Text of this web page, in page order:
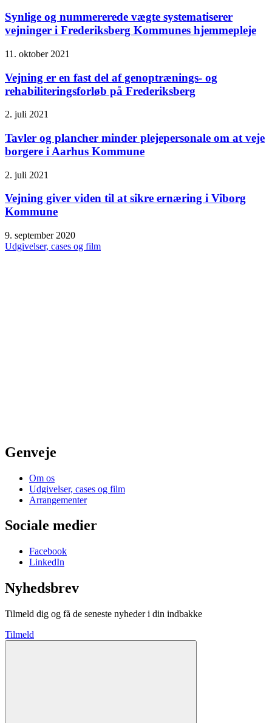
Synlige og nummererede vægte systematiserer
vejninger i Frederiksberg Kommunes hjemmepleje
11. oktober 2021
Vejning er en fast del af genoptrænings- og
rehabiliteringsforløb på Frederiksberg
2. juli 2021
Tavler og plancher minder plejepersonale om at veje
borgere i Aarhus Kommune
2. juli 2021
Vejning giver viden til at sikre ernæring i Viborg
Kommune
9. september 2020
Udgivelser, cases og film
Genveje
Om os
Udgivelser, cases og film
Arrangementer
Sociale medier
Facebook
LinkedIn
Nyhedsbrev
Tilmeld dig og få de seneste nyheder i din indbakke
Tilmeld